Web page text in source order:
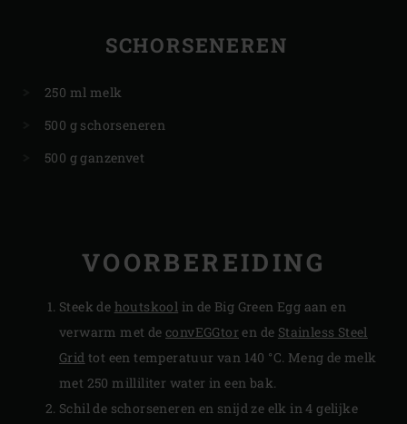
SCHORSENEREN
250 ml melk
500 g schorseneren
500 g ganzenvet
VOORBEREIDING
Steek de houtskool in de Big Green Egg aan en
verwarm met deconvEGGtor en de Stainless Steel
Grid tot een temperatuur van 140 °C. Meng de melk
met 250 milliliter water in een bak.
Schil de schorseneren en snijd ze elk in 4 gelijke